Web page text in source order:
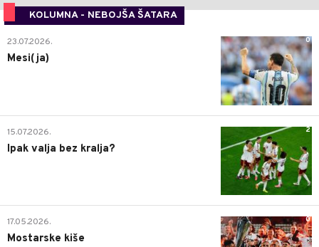
KOLUMNA - NEBOJŠA ŠATARA
0
23.07.2026.
Mesi(ja)
2
15.07.2026.
Ipak valja bez kralja?
0
17.05.2026.
Mostarske kiše